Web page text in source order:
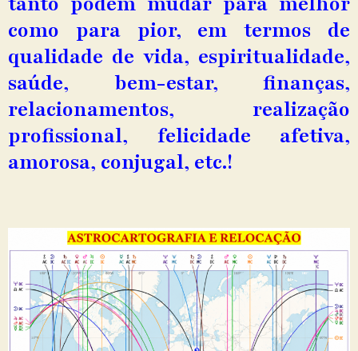
como para pior, em termos de
qualidade de vida, espiritualidade,
saúde, bem-estar, finanças,
relacionamentos, realização
profissional, felicidade afetiva,
amorosa, conjugal, etc.!